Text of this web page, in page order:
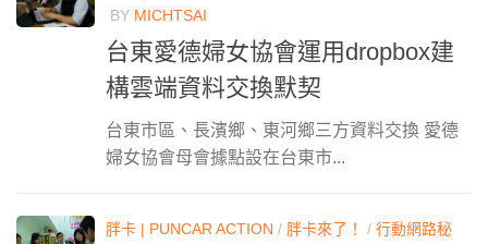
BY MICHTSAI
台東愛德婦女協會運用dropbox建
構雲端資料交換默契
台東市區、長濱鄉、東河鄉三方資料交換 愛德
婦女協會母會據點設在台東市...
胖卡 | PUNCAR ACTION / 胖卡來了！ / 行動網路秘